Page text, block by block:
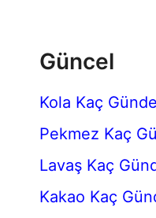
Güncel
Kola Kaç
Pekmez Kaç
Lavaş Kaç
Kakao Kaç